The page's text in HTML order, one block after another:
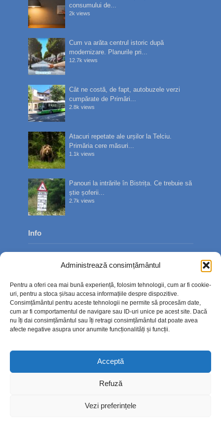
Administrează consimțământul
Pentru a oferi cea mai bună experiență, folosim tehnologii, cum ar fi cookie-
uri, pentru a stoca și/sau accesa informațiile despre dispozitive.
Consimțământul pentru aceste tehnologii ne permite să procesăm date,
cum ar fi comportamentul de navigare sau ID-uri unice pe acest site. Dacă
nu îți dai consimțământul sau îți retragi consimțământul dat poate avea
afecte negative asupra unor anumite funcționalități și funcții.
Acceptă
Refuză
Vezi preferințele
consumului de...
2k views
Cum va arăta centrul istoric după
modernizare. Planurile pri...
12.7k views
Cât ne costă, de fapt, autobuzele verzi
cumpărate de Primări...
2.8k views
Atacuri repetate ale urșilor la Telciu.
Primăria cere măsuri...
1.1k views
Panouri la intrările în Bistrița. Ce trebuie să
știe șoferii...
2.7k views
Info
Contact
Politica de confidențialitate
Politică cookie-uri (UE)